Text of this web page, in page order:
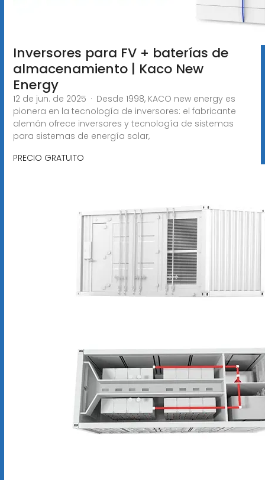
Inversores para FV + baterías de
almacenamiento | Kaco New
Energy
12 de jun. de 2025 · Desde 1998, KACO new energy es
pionera en la tecnología de inversores: el fabricante
alemán ofrece inversores y tecnología de sistemas
para sistemas de energía solar,
PRECIO GRATUITO